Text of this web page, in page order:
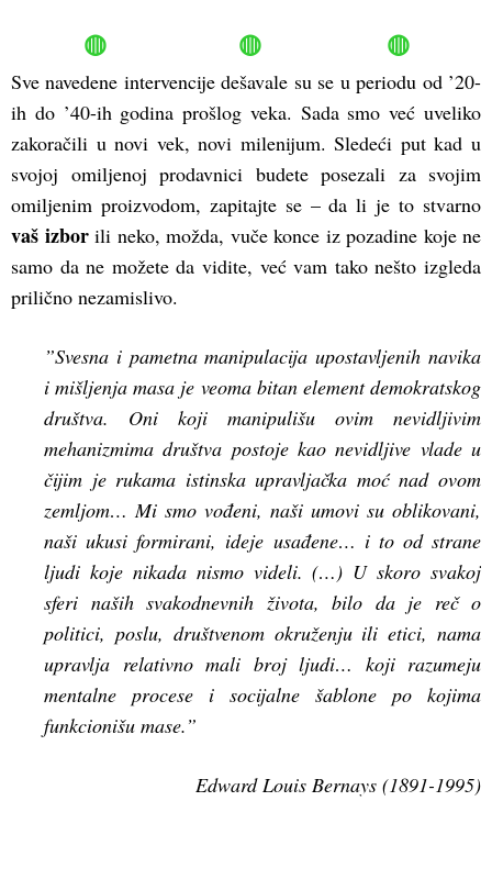
◍ ◍ ◍
Sve navedene intervencije dešavale su se u periodu od ’20-
ih do ’40-ih godina prošlog veka. Sada smo već uveliko
zakoračili u novi vek, novi milenijum. Sledeći put kad u
svojoj omiljenoj prodavnici budete posezali za svojim
omiljenim proizvodom, zapitajte se – da li je to stvarno
vaš izborili neko, možda, vuče konce iz pozadine koje ne
samo da ne možete da vidite, već vam tako nešto izgleda
prilično nezamislivo.
”Svesna i pametna manipulacija upostavljenih navika
i mišljenja masa je veoma bitan element demokratskog
društva. Oni koji manipulišu ovim nevidljivim
mehanizmima društva postoje kao nevidljive vlade u
čijim je rukama istinska upravljačka moć nad ovom
zemljom… Mi smo vođeni, naši umovi su oblikovani,
naši ukusi formirani, ideje usađene… i to od strane
ljudi koje nikada nismo videli. (…) U skoro svakoj
sferi naših svakodnevnih života, bilo da je reč o
politici, poslu, društvenom okruženju ili etici, nama
upravlja relativno mali broj ljudi… koji razumeju
mentalne procese i socijalne šablone po kojima
funkcionišu mase.”
EdwardLouis Bernays (1891-1995)